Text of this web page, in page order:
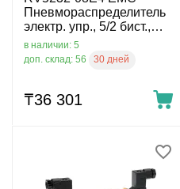
Пневмораспределитель
электр. упр., 5/2 бист.,
G1/4, 24 VDC
в наличии: 5
доп. склад: 56
30 дней
₸36 301